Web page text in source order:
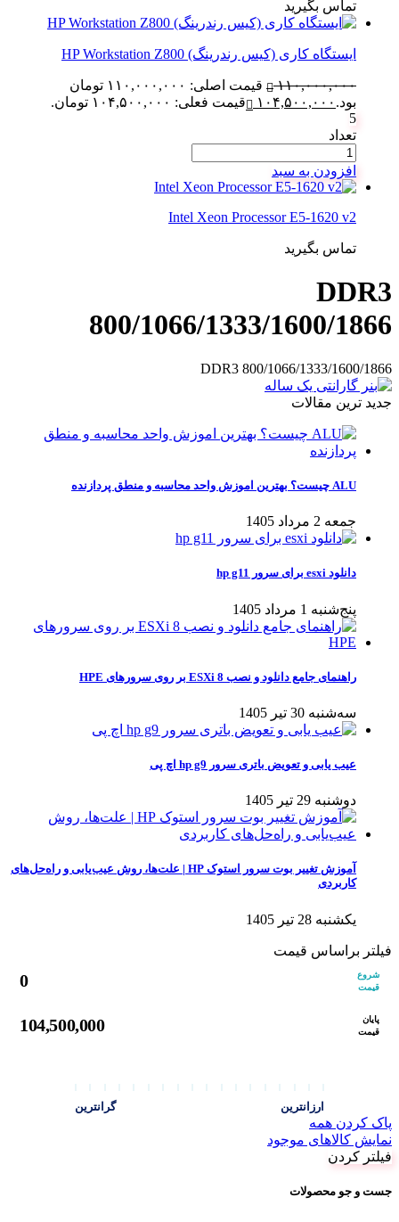
تماس بگیرید
ایستگاه کاری (کیس رندرینگ) HP Workstation Z800
۱۱۰,۰۰۰,۰۰۰
قیمت اصلی: ۱۱۰,۰۰۰,۰۰۰ تومان
بود. ۱۰۴,۵۰۰,۰۰۰
قیمت فعلی: ۱۰۴,۵۰۰,۰۰۰ تومان.
5
تعداد
افزودن به سبد
Intel Xeon Processor E5-1620 v2
تماس بگیرید
DDR3
800/1066/1333/1600/1866
DDR3 800/1066/1333/1600/1866
جدید ترین مقالات
ALU چیست؟ بهترین اموزش واحد محاسبه و منطق پردازنده
جمعه 2 مرداد 1405
دانلود esxi برای سرور hp g11
پنج‌شنبه 1 مرداد 1405
راهنمای جامع دانلود و نصب ESXi 8 بر روی سرورهای HPE
سه‌شنبه 30 تیر 1405
عیب یابی و تعویض باتری سرور hp g9 اچ پی
دوشنبه 29 تیر 1405
آموزش تغییر بوت سرور استوک HP | علت‌ها، روش عیب‌یابی و راه‌حل‌های
کاربردی
یکشنبه 28 تیر 1405
فیلتر براساس قیمت
شروع
قیمت
0
پایان
قیمت
104,500,000
ارزانترین گرانترین
پاک کردن همه
نمایش کالاهای موجود
فیلتر کردن
جست و جو محصولات